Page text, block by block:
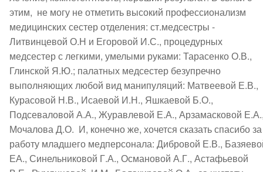
этим,  не могу не отметить высокий профессионализм
медицинских сестер отделения: ст.медсестры -
Литвинцевой О.Н и Егоровой И.С., процедурных
медсестер с легкими, умелыми руками: Тарасенко О.В.,
Глинской Я.Ю.; палатных медсестер безупречно
выполняющих любой вид манипуляций: Матвеевой Е.В.,
Курасовой Н.В., Исаевой И.Н., Яшкаевой Б.О.,
Подсеваловой А.А., Журавлевой Е.А., Арзамасковой
Мочалова Д.О.  И, конечно же, хочется сказать спасибо за
работу младшего медперсонала: Дибровой Е.В.,
ЕА., Синельниковой Г.А., Османовой А.Г., Астафьевой